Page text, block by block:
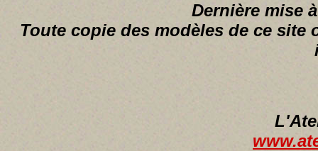
Dernière mise
Toute copie des modèles de ce